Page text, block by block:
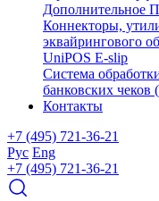
Дополнительное
Коннекторы,
эквайрингового
UniPOS E-slip
Система
банковских чеков
Контакты
+7 (495) 721-36-21
Рус Eng
+7 (495) 721-36-21